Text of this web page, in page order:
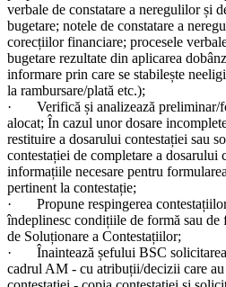
verbale de constatare a neregulilor și
bugetare; notele de constatare a
corecțiilor financiare; procesele
bugetare rezultate din aplicarea
informare prin care se stabilește
la rambursare/plată etc.);
· Verifică și analizează preliminar/
alocat; În cazul unor dosare
restituire a dosarului contestației sau
contestației de completare a dosarului
informațiile necesare pentru
pertinent la contestație;
· Propune respingerea contestațiilor
îndeplinesc condițiile de formă sau de
de Soluționare a Contestațiilor;
· Înaintează șefului BSC solicitarea
cadrul AM - cu atribuții/decizii care